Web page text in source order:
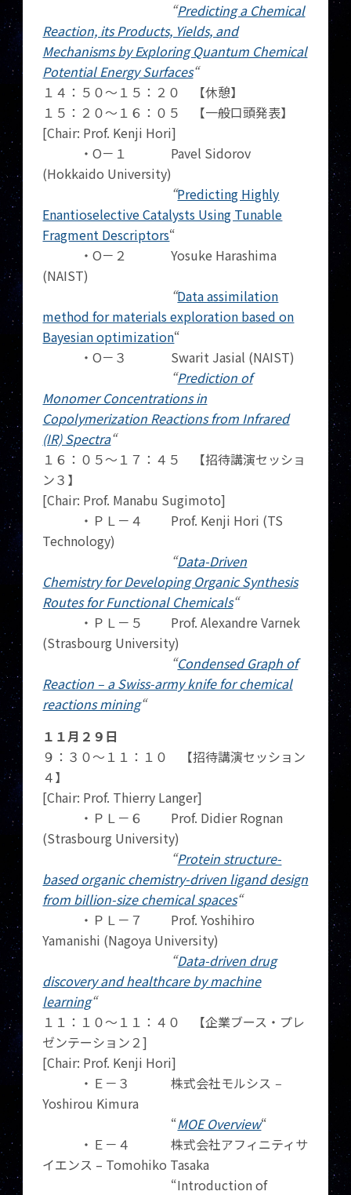
“Predicting a Chemical
Reaction, its Products, Yields, and
Mechanisms by Exploring Quantum Chemical
Potential Energy Surfaces“
１４：５０～１５：２０ 【休憩】
１５：２０～１６：０５ 【一般口頭発表】
[Chair: Prof. Kenji Hori]
・O－１ Pavel Sidorov
(Hokkaido University)
“Predicting Highly
Enantioselective Catalysts Using Tunable
Fragment Descriptors“
・O－２ Yosuke Harashima
(NAIST)
“Data assimilation
method for materials exploration based on
Bayesian optimization“
・O－３ Swarit Jasial (NAIST)
“Prediction of
Monomer Concentrations in
Copolymerization Reactions from Infrared
(IR) Spectra“
１６：０５～１７：４５ 【招待講演セッショ
ン３】
[Chair: Prof. Manabu Sugimoto]
・ＰＬ－４ Prof. Kenji Hori (TS
Technology)
“Data-Driven
Chemistry for Developing Organic Synthesis
Routes for Functional Chemicals“
・ＰＬ－５ Prof. Alexandre Varnek
(Strasbourg University)
“Condensed Graph of
Reaction – a Swiss-army knife for chemical
reactions mining“
１１月２９日
９：３０～１１：１０ 【招待講演セッション
４】
[Chair: Prof. Thierry Langer]
・ＰＬ－６ Prof. Didier Rognan
(Strasbourg University)
“Protein structure-
based organic chemistry-driven ligand design
from billion-size chemical spaces“
・ＰＬ－７ Prof. Yoshihiro
Yamanishi (Nagoya University)
“Data-driven drug
discovery and healthcare by machine
learning“
１１：１０～１１：４０ 【企業ブース・プレ
ゼンテーション２]
[Chair: Prof. Kenji Hori]
・Ｅ－３ 株式会社モルシス –
Yoshirou Kimura
“MOE Overview“
・Ｅ－４ 株式会社アフィニティサ
イエンス – Tomohiko Tasaka
“Introduction of